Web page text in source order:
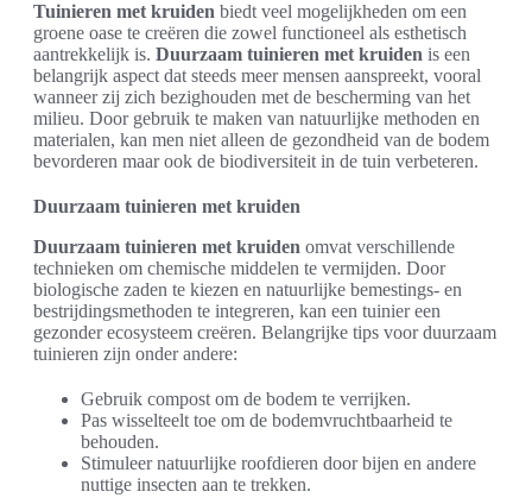
Tuinieren met kruiden biedt veel mogelijkheden om een
groene oase te creëren die zowel functioneel als esthetisch
aantrekkelijk is. Duurzaam tuinieren met kruiden is een
belangrijk aspect dat steeds meer mensen aanspreekt, vooral
wanneer zij zich bezighouden met de bescherming van het
milieu. Door gebruik te maken van natuurlijke methoden en
materialen, kan men niet alleen de gezondheid van de bodem
bevorderen maar ook de biodiversiteit in de tuin verbeteren.
Duurzaam tuinieren met kruiden
Duurzaam tuinieren met kruiden omvat verschillende
technieken om chemische middelen te vermijden. Door
biologische zaden te kiezen en natuurlijke bemestings- en
bestrijdingsmethoden te integreren, kan een tuinier een
gezonder ecosysteem creëren. Belangrijke tips voor duurzaam
tuinieren zijn onder andere:
Gebruik compost om de bodem te verrijken.
Pas wisselteelt toe om de bodemvruchtbaarheid te
behouden.
Stimuleer natuurlijke roofdieren door bijen en andere
nuttige insecten aan te trekken.